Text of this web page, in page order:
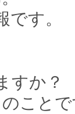
す。
すか？
こと